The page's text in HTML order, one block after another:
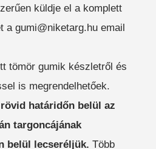
TOLÓOSZLOPOS
TARGONCA
küldje el a komplett
gumi@niketarg.hu email
tömör gumik készletről és
is megrendelhetőek.
rövid határidőn belül az
targoncájának
belül lecseréljük. Több